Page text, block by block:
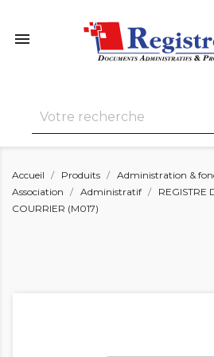

Accueil Produits
Administration &
Association
Administratif
REGISTRE
COURRIER (M017)